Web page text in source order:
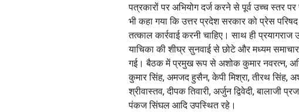
पत्रकारों पर अभियोग दर्ज करने से पूर्व उच्च स्तर
भी कहा गया कि उत्तर प्रदेश सरकार को प्रेस परिषद
तत्काल कार्रवाई करनी चाहिए। साथ ही
याचिका की शीघ्र सुनवाई से छोटे और मध्यम
गई। बैठक में प्रमुख रूप से अशोक कुमार नवरत्न,
कुमार सिंह, अमजद हुसैन, केपी मिश्रा, तीरथ सिंह,
श्रीवास्तव, दीपक तिवारी, अर्जुन द्विवेदी, बालाजी
पंकज सिंघल आदि उपस्थित रहे।